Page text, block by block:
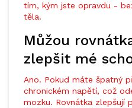
tím, kým jste opravdu -
těla.
Můžou
zlepšit mé
Ano. Pokud máte špatný
chronickém napětí, což
mozku. Rovnátka zlepšují